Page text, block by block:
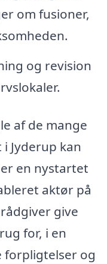
om fusioner,
og revision
af de mange
Jyderup kan
en nystartet
aktør på
give
for, i en
forpligtelser og